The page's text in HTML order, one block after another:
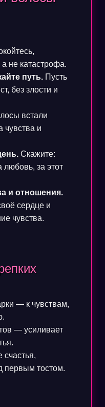
не катастрофа.
путь.Пусть
без злости и
встали
и
Скажите:
любовь, за этот
и отношения.
сердце и
чувства.
— к чувствам,
— усиливает
счастья,
первым тостом.